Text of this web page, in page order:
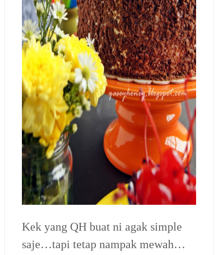
Kek yang QH buat ni agak simple
saje…tapi tetap nampak mewah…